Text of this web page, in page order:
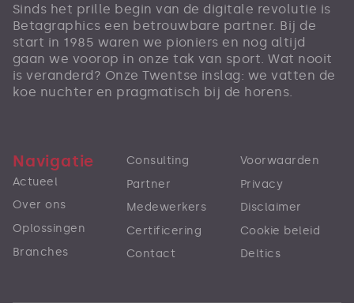
Sinds het prille begin van de digitale revolutie is
Betagraphics een betrouwbare partner. Bij de
start in 1985 waren we pioniers en nog altijd
gaan we voorop in onze tak van sport. Wat nooit
is veranderd? Onze Twentse inslag: we vatten de
koe nuchter en pragmatisch bij de horens.
Navigatie
Actueel
Over ons
Oplossingen
Branches
Consulting
Partner
Medewerkers
Certificering
Contact
Voorwaarden
Privacy
Disclaimer
Cookie beleid
Deltics